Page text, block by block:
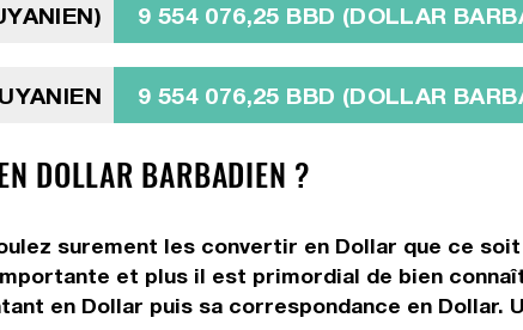
9 554 076,25 BBD (DOLLAR
9 554 076,25 BBD (DOLLAR
DOLLAR BARBADIEN ?
surement les convertir en Dollar que ce
et plus il est primordial de bien
en Dollar puis sa correspondance en Dollar.